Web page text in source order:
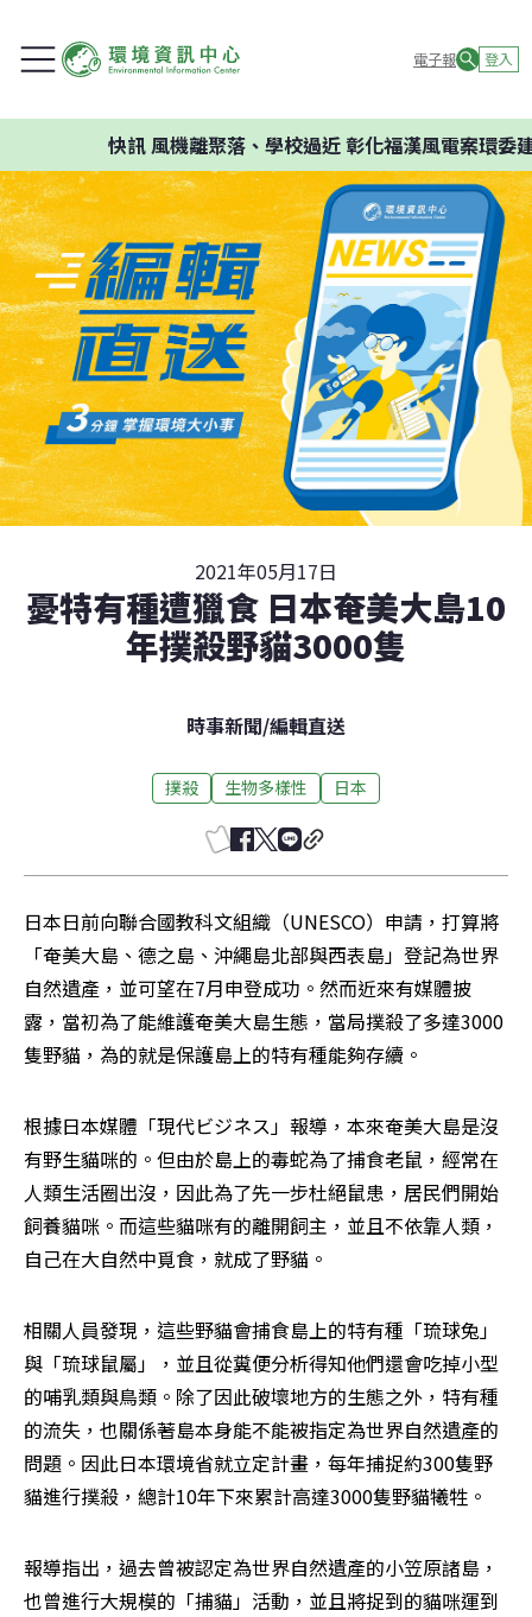
電子報 登入
快訊風機離聚落、學校過近 彰化福漢風電案環委建
2021年05月17日
憂特有種遭獵食 日本奄美大島10
年撲殺野貓3000隻
時事新聞/編輯直送
撲殺 生物多樣性 日本
日本日前向聯合國教科文組織（UNESCO）申請，打算將
「奄美大島、德之島、沖繩島北部與西表島」登記為世界
自然遺產，並可望在7月申登成功。然而近來有媒體披
露，當初為了能維護奄美大島生態，當局撲殺了多達3000
隻野貓，為的就是保護島上的特有種能夠存續。
根據日本媒體「現代ビジネス」報導，本來奄美大島是沒
有野生貓咪的。但由於島上的毒蛇為了捕食老鼠，經常在
人類生活圈出沒，因此為了先一步杜絕鼠患，居民們開始
飼養貓咪。而這些貓咪有的離開飼主，並且不依靠人類，
自己在大自然中覓食，就成了野貓。
相關人員發現，這些野貓會捕食島上的特有種「琉球兔」
與「琉球鼠屬」，並且從糞便分析得知他們還會吃掉小型
的哺乳類與鳥類。除了因此破壞地方的生態之外，特有種
的流失，也關係著島本身能不能被指定為世界自然遺產的
問題。因此日本環境省就立定計畫，每年捕捉約300隻野
貓進行撲殺，總計10年下來累計高達3000隻野貓犧牲。
報導指出，過去曾被認定為世界自然遺產的小笠原諸島，
也曾進行大規模的「捕貓」活動，並且將捉到的貓咪運到